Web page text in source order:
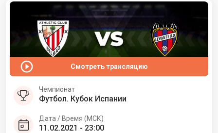
Смотреть трансляцию
Чемпионат
Футбол. Кубок Испании
Дата / Время (МСК)
11.02.2021 - 23:00